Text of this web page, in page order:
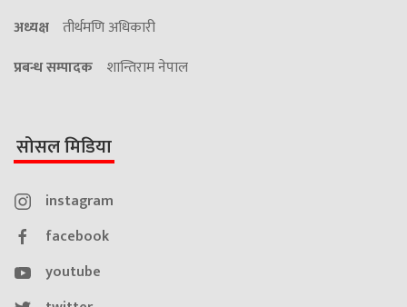
अध्यक्ष तीर्थमणि अधिकारी
प्रबन्ध सम्पादक शान्तिराम नेपाल
सोसल मिडिया
instagram
facebook
youtube